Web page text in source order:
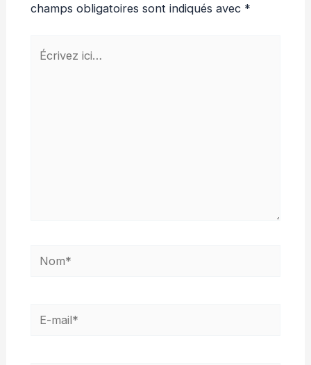
champs obligatoires sont indiqués avec *
Écrivez
Nom*
E-